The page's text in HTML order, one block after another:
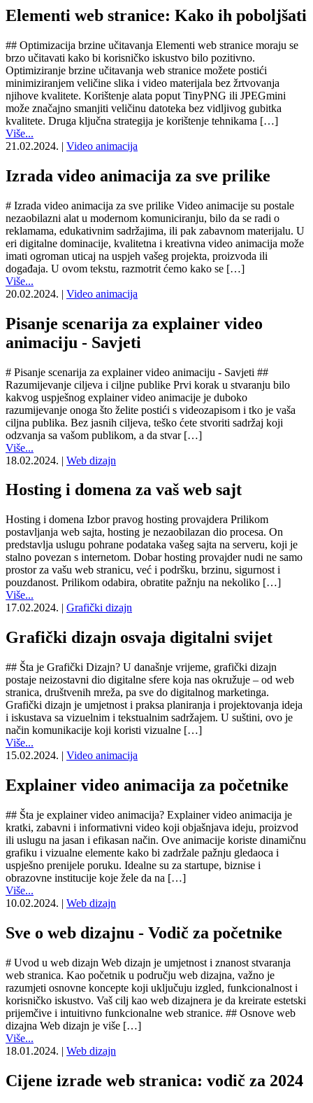
Elementi web stranice: Kako ih poboljšati
## Optimizacija brzine učitavanja Elementi web stranice moraju se
brzo učitavati kako bi korisničko iskustvo bilo pozitivno.
Optimiziranje brzine učitavanja web stranice možete postići
minimiziranjem veličine slika i video materijala bez žrtvovanja
njihove kvalitete. Korištenje alata poput TinyPNG ili JPEGmini
može značajno smanjiti veličinu datoteka bez vidljivog gubitka
kvalitete. Druga ključna strategija je korištenje tehnikama […]
Više...
21.02.2024. | Video animacija
Izrada video animacija za sve prilike
# Izrada video animacija za sve prilike Video animacije su postale
nezaobilazni alat u modernom komuniciranju, bilo da se radi o
reklamama, edukativnim sadržajima, ili pak zabavnom materijalu. U
eri digitalne dominacije, kvalitetna i kreativna video animacija može
imati ogroman uticaj na uspjeh vašeg projekta, proizvoda ili
događaja. U ovom tekstu, razmotrit ćemo kako se […]
Više...
20.02.2024. | Video animacija
Pisanje scenarija za explainer video
animaciju - Savjeti
# Pisanje scenarija za explainer video animaciju - Savjeti ##
Razumijevanje ciljeva i ciljne publike Prvi korak u stvaranju bilo
kakvog uspješnog explainer video animacije je duboko
razumijevanje onoga što želite postići s videozapisom i tko je vaša
ciljna publika. Bez jasnih ciljeva, teško ćete stvoriti sadržaj koji
odzvanja sa vašom publikom, a da stvar […]
Više...
18.02.2024. | Web dizajn
Hosting i domena za vaš web sajt
Hosting i domena Izbor pravog hosting provajdera Prilikom
postavljanja web sajta, hosting je nezaobilazan dio procesa. On
predstavlja uslugu pohrane podataka vašeg sajta na serveru, koji je
stalno povezan s internetom. Dobar hosting provajder nudi ne samo
prostor za vašu web stranicu, već i podršku, brzinu, sigurnost i
pouzdanost. Prilikom odabira, obratite pažnju na nekoliko […]
Više...
17.02.2024. | Grafički dizajn
Grafički dizajn osvaja digitalni svijet
## Šta je Grafički Dizajn? U današnje vrijeme, grafički dizajn
postaje neizostavni dio digitalne sfere koja nas okružuje – od web
stranica, društvenih mreža, pa sve do digitalnog marketinga.
Grafički dizajn je umjetnost i praksa planiranja i projektovanja ideja
i iskustava sa vizuelnim i tekstualnim sadržajem. U suštini, ovo je
način komunikacije koji koristi vizualne […]
Više...
15.02.2024. | Video animacija
Explainer video animacija za početnike
## Šta je explainer video animacija? Explainer video animacija je
kratki, zabavni i informativni video koji objašnjava ideju, proizvod
ili uslugu na jasan i efikasan način. Ove animacije koriste dinamičnu
grafiku i vizualne elemente kako bi zadržale pažnju gledaoca i
uspješno prenijele poruku. Idealne su za startupe, biznise i
obrazovne institucije koje žele da na […]
Više...
10.02.2024. | Web dizajn
Sve o web dizajnu - Vodič za početnike
# Uvod u web dizajn Web dizajn je umjetnost i znanost stvaranja
web stranica. Kao početnik u području web dizajna, važno je
razumjeti osnovne koncepte koji uključuju izgled, funkcionalnost i
korisničko iskustvo. Vaš cilj kao web dizajnera je da kreirate estetski
prijemčive i intuitivno funkcionalne web stranice. ## Osnove web
dizajna Web dizajn je više […]
Više...
18.01.2024. | Web dizajn
Cijene izrade web stranica: vodič za 2024